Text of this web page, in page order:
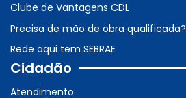
Clube de Vantagens CDL
Precisa de mão de obra qualificada?
Rede aqui tem SEBRAE
Cidadão
Atendimento